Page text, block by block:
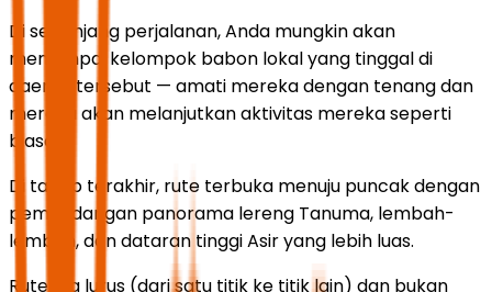
Di sepanjang perjalanan, Anda mungkin akan
menjumpai kelompok babon lokal yang tinggal di
daerah tersebut — amati mereka dengan tenang dan
mereka akan melanjutkan aktivitas mereka seperti
biasa.
Di tahap terakhir, rute terbuka menuju puncak dengan
pemandangan panorama lereng Tanuma, lembah-
lembah, dan dataran tinggi Asir yang lebih luas.
Rutenya lurus (dari satu titik ke titik lain) dan bukan